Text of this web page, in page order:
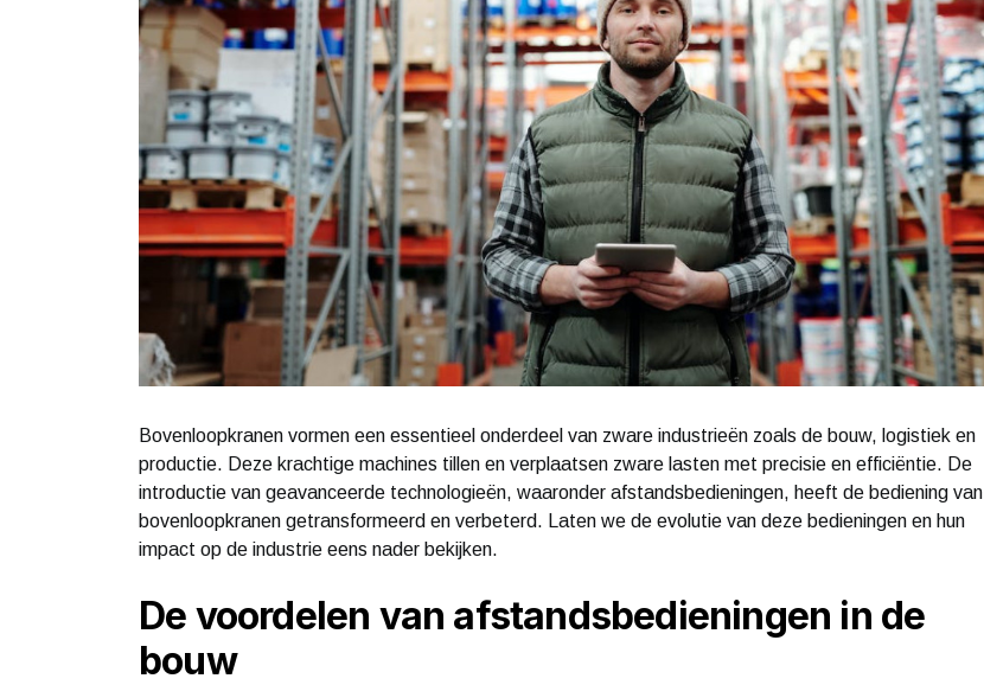
Bovenloopkranen vormen een essentieel onderdeel van zware industrieën zoals de bouw, logistiek en
productie. Deze krachtige machines tillen en verplaatsen zware lasten met precisie en efficiëntie. De
introductie van geavanceerde technologieën, waaronder afstandsbedieningen, heeft de bediening van
bovenloopkranen getransformeerd en verbeterd. Laten we de evolutie van deze bedieningen en hun
impact op de industrie eens nader bekijken.
De voordelen van afstandsbedieningen in de
bouw